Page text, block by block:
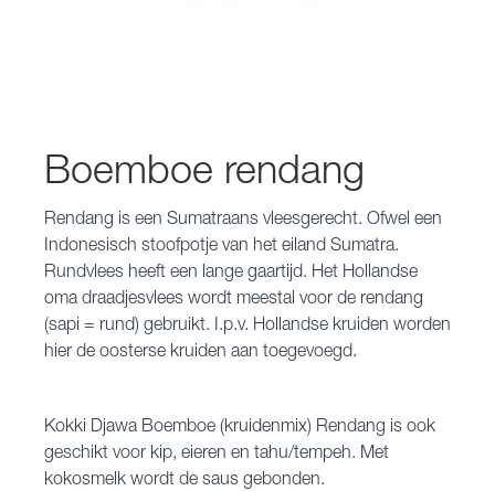
Boemboe rendang
Rendang is een Sumatraans vleesgerecht. Ofwel een
Indonesisch stoofpotje van het eiland Sumatra.
Rundvlees heeft een lange gaartijd. Het Hollandse
oma draadjesvlees wordt meestal voor de rendang
(sapi = rund) gebruikt. I.p.v. Hollandse kruiden worden
hier de oosterse kruiden aan toegevoegd.
Kokki Djawa Boemboe (kruidenmix) Rendang is ook
geschikt voor kip, eieren en tahu/tempeh. Met
kokosmelk wordt de saus gebonden.